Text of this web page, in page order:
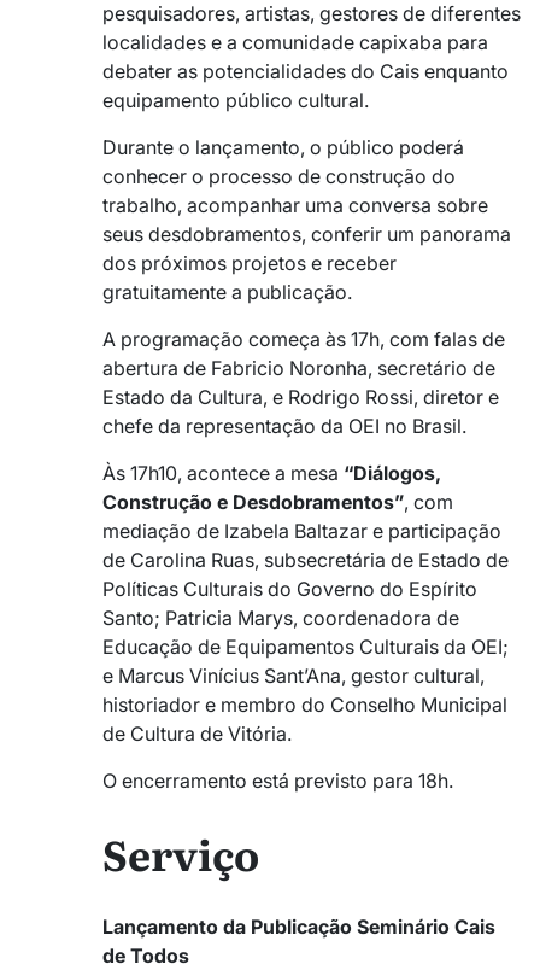
pesquisadores, artistas, gestores de diferentes
localidades e a comunidade capixaba para
debater as potencialidades do Cais enquanto
equipamento público cultural.
Durante o lançamento, o público poderá
conhecer o processo de construção do
trabalho, acompanhar uma conversa sobre
seus desdobramentos, conferir um panorama
dos próximos projetos e receber
gratuitamente a publicação.
A programação começa às 17h, com falas de
abertura de Fabricio Noronha, secretário de
Estado da Cultura, e Rodrigo Rossi, diretor e
chefe da representação da OEI no Brasil.
Às 17h10, acontece a mesa “Diálogos,
Construção e Desdobramentos”, com
mediação de Izabela Baltazar e participação
de Carolina Ruas, subsecretária de Estado de
Políticas Culturais do Governo do Espírito
Santo; Patricia Marys, coordenadora de
Educação de Equipamentos Culturais da OEI;
e Marcus Vinícius Sant’Ana, gestor cultural,
historiador e membro do Conselho Municipal
de Cultura de Vitória.
O encerramento está previsto para 18h.
Serviço
Lançamento da Publicação Seminário Cais
de Todos